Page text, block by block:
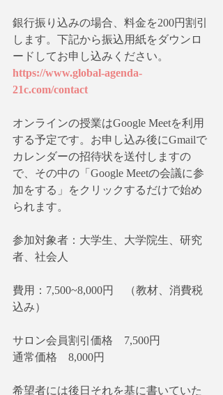
銀行振り込みの場合、料金を200円割引
します。下記から振込用紙をダウンロ
ードしてお申し込みください。
https://www.global-agenda-
21c.com/contact
オンラインの授業はGoogle Meetを利用
する予定です。お申し込み後にGmailで
カレンダーの招待状を送付しますの
で、その中の「Google Meetの会議に参
加をする」をクリックするだけで始め
られます。
参加対象者：大学生、大学院生、研究
者、社会人
費用：7,500~8,000円　（教材、消費税
込み）
サロン会員割引価格　7,500円
通常価格　8,000円
希望者には後日それを基に書いていた